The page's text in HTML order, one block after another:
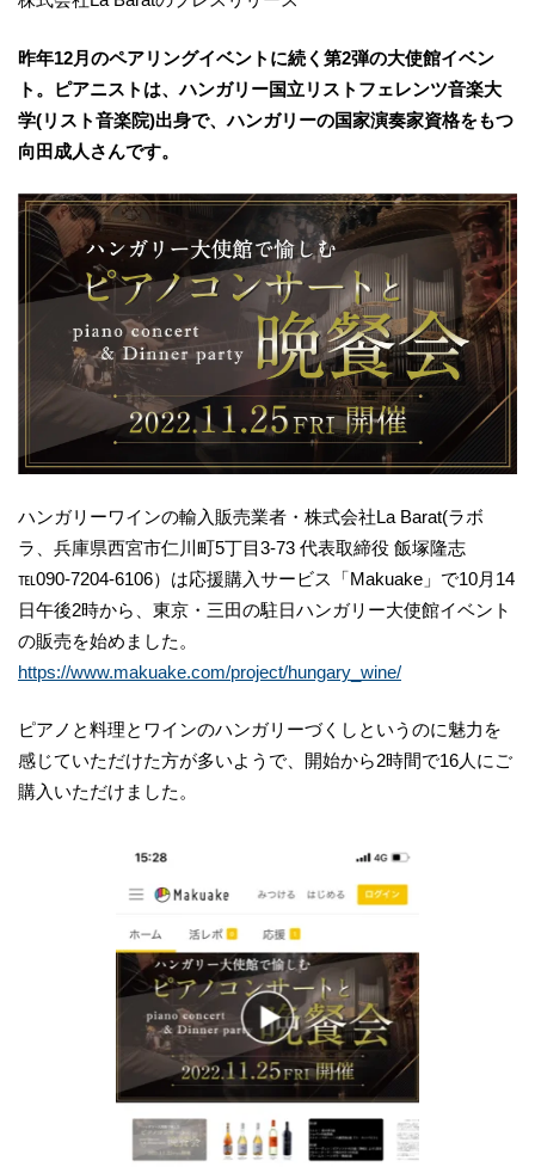
昨年12月のペアリングイベントに続く第2弾の大使館イベン
ト。ピアニストは、ハンガリー国立リストフェレンツ音楽大
学(リスト音楽院)出身で、ハンガリーの国家演奏家資格をもつ
向田成人さんです。
ハンガリーワインの輸入販売業者・株式会社La Barat(ラボ
ラ、兵庫県西宮市仁川町5丁目3-73 代表取締役 飯塚隆志
℡090-7204-6106）は応援購入サービス「Makuake」で10月14
日午後2時から、東京・三田の駐日ハンガリー大使館イベント
の販売を始めました。
https://www.makuake.com/project/hungary_wine/
ピアノと料理とワインのハンガリーづくしというのに魅力を
感じていただけた方が多いようで、開始から2時間で16人にご
購入いただけました。